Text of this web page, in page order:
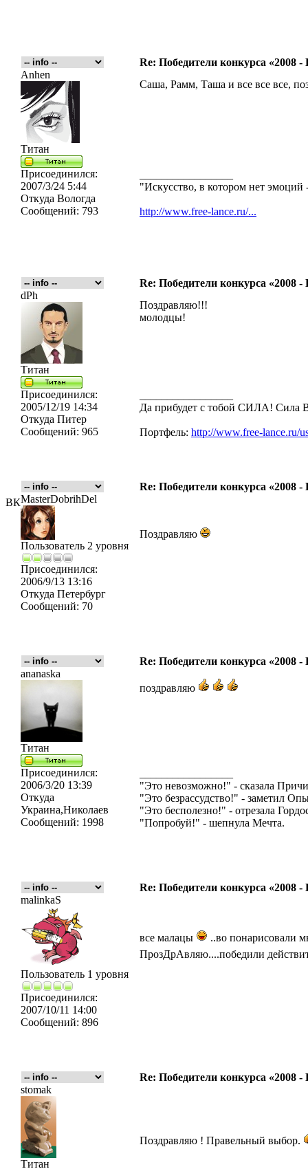
ВК
Re: Победители конкурса «2008
Anhen
Титан
Присоединился:
2007/3/24 5:44
Откуда Вологда
Сообщений: 793
Саша, Рамм, Таша и все все все,
"Искусство, в котором нет
http://www.free-lance.ru/...
Re: Победители конкурса «2008
dPh
Титан
Присоединился:
2005/12/19 14:34
Откуда Питер
Сообщений: 965
Поздравляю!!!
молодцы!
Да прибудет с тобой CИЛА!
Портфель: http://www.free-lance.ru/
Re: Победители конкурса «2008
MasterDobrihDel
Пользователь 2 уровня
Присоединился:
2006/9/13 13:16
Откуда Петербург
Сообщений: 70
Поздравляю
Re: Победители конкурса «2008
ananaska
Титан
Присоединился:
2006/3/20 13:39
Откуда
Украина,Николаев
Сообщений: 1998
поздравляю
"Это невозможно!" - сказала
"Это безрассудство!" - заметил
"Это бесполезно!" - отрезала
"Попробуй!" - шепнула Мечта.
Re: Победители конкурса «2008
malinkaS
Пользователь 1 уровня
Присоединился:
2007/10/11 14:00
Сообщений: 896
все малацы
..во понарисовали
ПрозДрАвляю....победили
Re: Победители конкурса «2008
stomak
Титан
Поздравляю ! Правельный выбор.